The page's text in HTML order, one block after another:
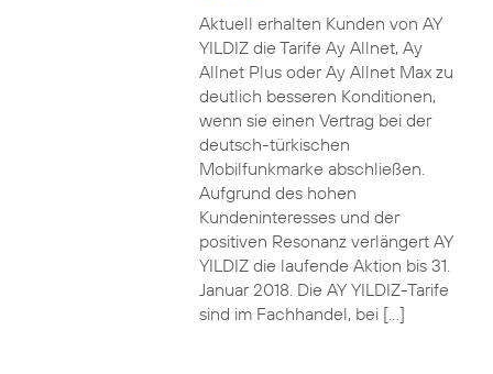
Aktuell erhalten Kunden von AY
YILDIZ die Tarife Ay Allnet, Ay
Allnet Plus oder Ay Allnet Max zu
deutlich besseren Konditionen,
wenn sie einen Vertrag bei der
deutsch-türkischen
Mobilfunkmarke abschließen.
Aufgrund des hohen
Kundeninteresses und der
positiven Resonanz verlängert AY
YILDIZ die laufende Aktion bis 31.
Januar 2018. Die AY YILDIZ-Tarife
sind im Fachhandel, bei […]